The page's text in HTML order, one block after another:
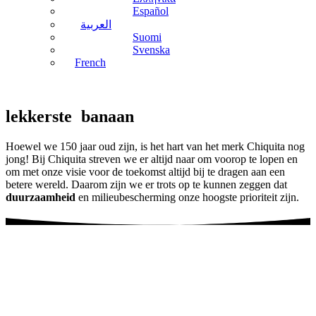
Español
العربية
Suomi
Svenska
French
lekkerste banaan
Hoewel we 150 jaar oud zijn, is het hart van het merk Chiquita nog
jong! Bij Chiquita streven we er altijd naar om voorop te lopen en
om met onze visie voor de toekomst altijd bij te dragen aan een
betere wereld. Daarom zijn we er trots op te kunnen zeggen dat
duurzaamheid en milieubescherming onze hoogste prioriteit zijn.